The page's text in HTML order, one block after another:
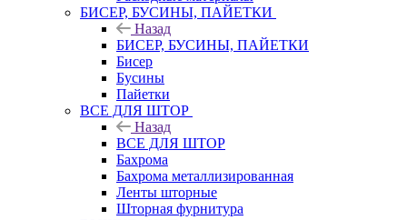
БИСЕР, БУСИНЫ, ПАЙЕТКИ
Назад
БИСЕР, БУСИНЫ, ПАЙЕТКИ
Бисер
Бусины
Пайетки
ВСЕ ДЛЯ ШТОР
Назад
ВСЕ ДЛЯ ШТОР
Бахрома
Бахрома металлизированная
Ленты шторные
Шторная фурнитура